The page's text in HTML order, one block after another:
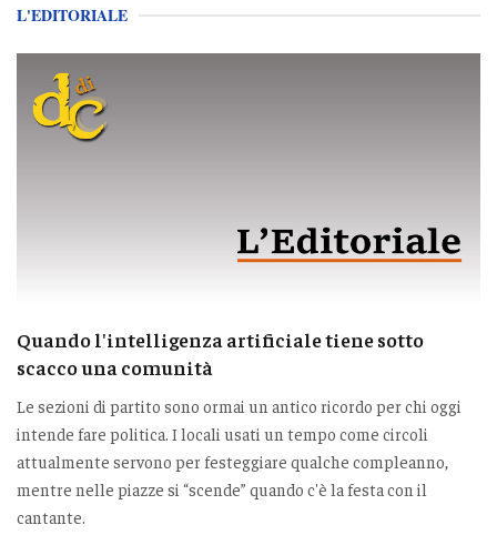
L'EDITORIALE
Quando l'intelligenza artificiale tiene sotto
scacco una comunità
Le sezioni di partito sono ormai un antico ricordo per chi oggi
intende fare politica. I locali usati un tempo come circoli
attualmente servono per festeggiare qualche compleanno,
mentre nelle piazze si “scende” quando c'è la festa con il
cantante.